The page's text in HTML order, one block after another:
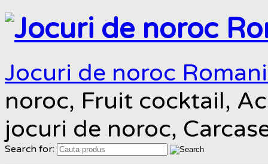
Jocuri de noroc
noroc, Fruit cocktail,
jocuri de noroc,
Search for: